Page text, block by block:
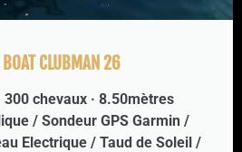
CLUBMAN 26
300 chevaux · 8.50mètres
/ Sondeur GPS Garmin /
Electrique / Taud de Soleil /